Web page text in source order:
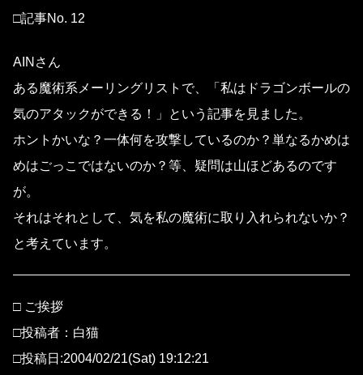
□記事No. 12
AINさん
ある魔術系メーリングリストで、「私はドラゴンボールの
気のアタックができる！」という記事を見ました。
ホントかいな？一体何を攻撃しているのか？単なるかめは
めはごっこではないのか？等、疑問は山ほどあるのです
が。
それはそれとして、気を私の魔術に取り入れられないか？
と考えています。
□ ご挨拶
□投稿者：白猫
□投稿日:2004/02/21(Sat) 19:12:21